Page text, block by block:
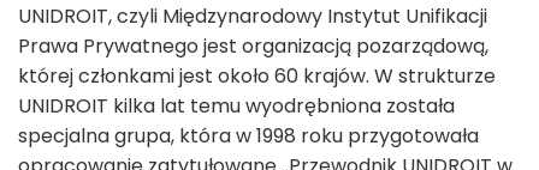
UNIDROIT, czyli Międzynarodowy Instytut Unifikacji
Prawa Prywatnego jest organizacją pozarządową,
której członkami jest około 60 krajów. W strukturze
UNIDROIT kilka lat temu wyodrębniona została
specjalna grupa, która w 1998 roku przygotowała